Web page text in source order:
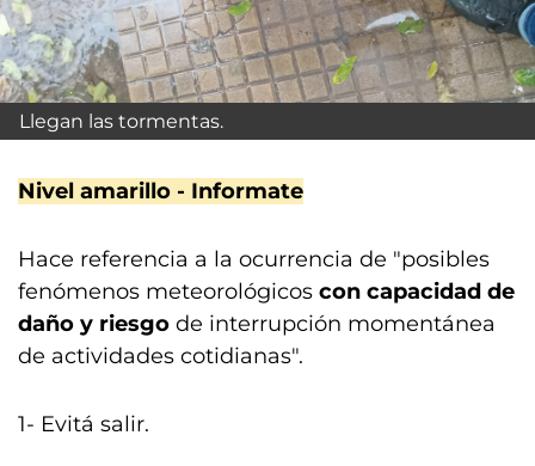
Llegan las tormentas.
Nivel amarillo - Informate
Hace referencia a la ocurrencia de "posibles
fenómenos meteorológicos con capacidad de
daño y riesgo de interrupción momentánea
de actividades cotidianas".
1- Evitá salir.